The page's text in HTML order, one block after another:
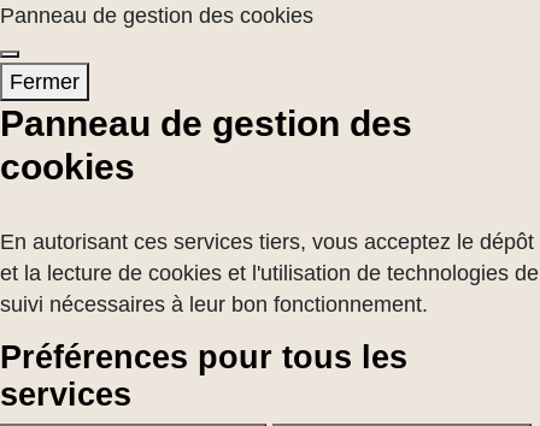
Panneau de gestion des cookies
Fermer
Panneau de gestion des
cookies
En autorisant ces services tiers, vous acceptez le dépôt
et la lecture de cookies et l'utilisation de technologies de
suivi nécessaires à leur bon fonctionnement.
Préférences pour tous les
services